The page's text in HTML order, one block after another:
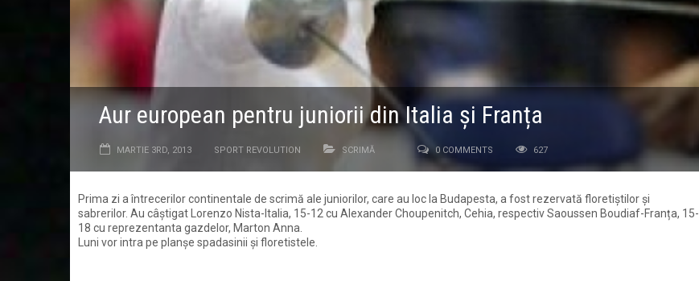
Aur european pentru juniorii din Italia și Franța
MARTIE 3RD, 2013 SPORT REVOLUTION SCRIMĂ 0 COMMENTS 627
Prima zi a întrecerilor continentale de scrimă ale juniorilor, care au loc la Budapesta, a fost rezervată floretiștilor și
sabrerilor. Au câștigat Lorenzo Nista-Italia, 15-12 cu Alexander Choupenitch, Cehia, respectiv Saoussen Boudiaf-Franța, 15-
18 cu reprezentanta gazdelor, Marton Anna.
Luni vor intra pe planșe spadasinii și floretistele.